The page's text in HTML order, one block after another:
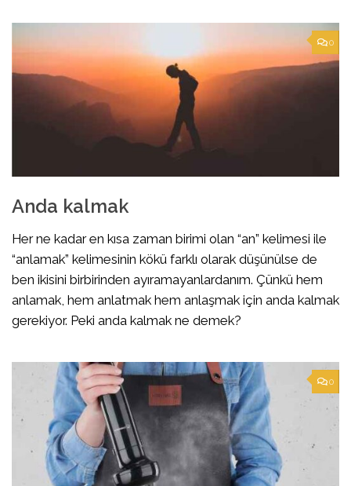
0
Anda kalmak
Her ne kadar en kısa zaman birimi olan “an” kelimesi ile
“anlamak” kelimesinin kökü farklı olarak düşünülse de
ben ikisini birbirinden ayıramayanlardanım. Çünkü hem
anlamak, hem anlatmak hem anlaşmak için anda kalmak
gerekiyor. Peki anda kalmak ne demek?
0